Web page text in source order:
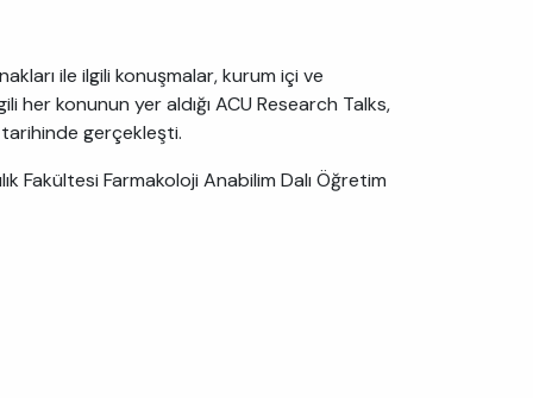
ile ilgili konuşmalar, kurum içi ve
her konunun yer aldığı ACU Research Talks,
tarihinde gerçekleşti.
Fakültesi Farmakoloji Anabilim Dalı Öğretim